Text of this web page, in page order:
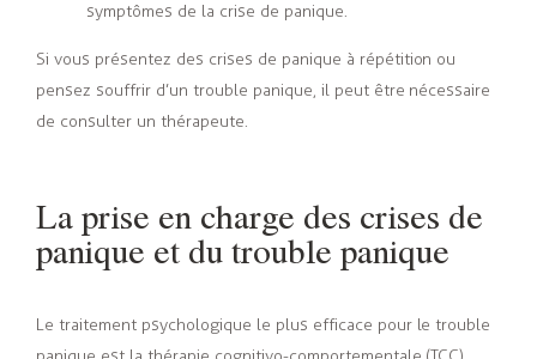
symptômes de la crise de panique.
Si vous présentez des crises de panique à répétition ou
pensez souffrir d’un trouble panique, il peut être nécessaire
de consulter un thérapeute.
La prise en charge des crises de
panique et du trouble panique
Le traitement psychologique le plus efficace pour le trouble